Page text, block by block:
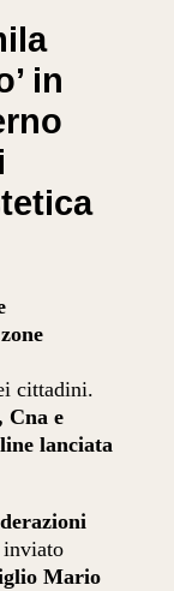
in
cittadini.
Cna e
lanciata
inviato
Mario